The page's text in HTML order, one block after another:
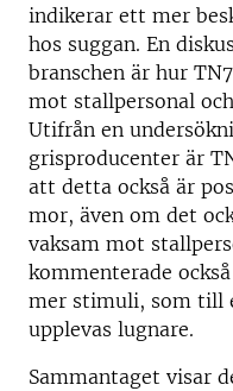
indikerar ett mer
hos suggan. En
branschen är hur
mot stallpersonal
Utifrån en
grisproducenter är
att detta också är
mor, även om det
vaksam mot
kommenterade
mer stimuli, som till
upplevas lugnare.
Sammantaget visar